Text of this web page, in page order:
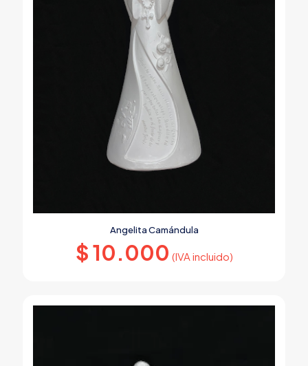
Angelita Camándula
$10.000 (IVA incluido)